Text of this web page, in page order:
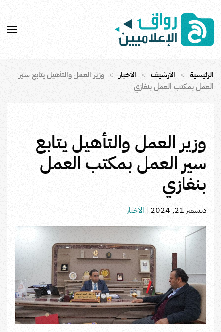
Skip to main content
الرئيسية الأرشيف الأخبار
وزير العمل والتأهيل يتابع سير
العمل بمكتب العمل بنغازي
وزير العمل والتأهيل يتابع
سير العمل بمكتب العمل
بنغازي
ديسمبر 21, 2024 | الأخبار